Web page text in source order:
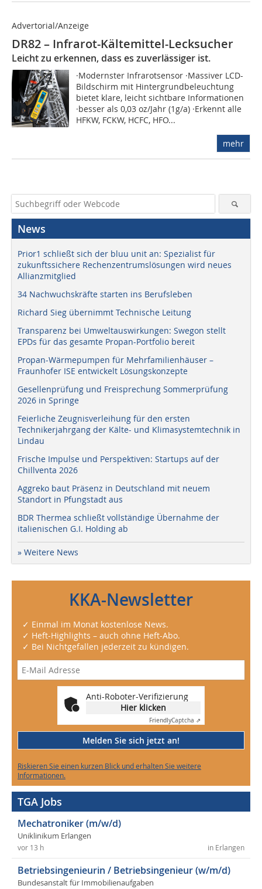
Advertorial/Anzeige
DR82 – Infrarot-Kältemittel-Lecksucher
Leicht zu erkennen, dass es zuverlässiger ist.
·Modernster Infrarotsensor ·Massiver LCD-
Bildschirm mit Hintergrundbeleuchtung
bietet klare, leicht sichtbare Informationen
·besser als 0,03 oz/Jahr (1g/a) ·Erkennt alle
HFKW, FCKW, HCFC, HFO...
mehr
News
Prior1 schließt sich der bluu unit an: Spezialist für
zukunftssichere Rechenzentrumslösungen wird neues
Allianzmitglied
34 Nachwuchskräfte starten ins Berufsleben
Richard Sieg übernimmt Technische Leitung
Transparenz bei Umweltauswirkungen: Swegon stellt
EPDs für das gesamte Propan-Portfolio bereit
Propan-Wärmepumpen für Mehrfamilienhäuser –
Fraunhofer ISE entwickelt Lösungskonzepte
Gesellenprüfung und Freisprechung Sommerprüfung
2026 in Springe
Feierliche Zeugnisverleihung für den ersten
Technikerjahrgang der Kälte- und Klimasystemtechnik in
Lindau
Frische Impulse und Perspektiven: Startups auf der
Chillventa 2026
Aggreko baut Präsenz in Deutschland mit neuem
Standort in Pfungstadt aus
BDR Thermea schließt vollständige Übernahme der
italienischen G.I. Holding ab
» Weitere News
KKA-Newsletter
✓ Einmal im Monat kostenlose News.
✓ Heft-Highlights – auch ohne Heft-Abo.
✓ Bei Nichtgefallen jederzeit zu kündigen.
Anti-Roboter-Verifizierung
Hier klicken
FriendlyCaptcha ⇗
Melden Sie sich jetzt an!
Riskieren Sie einen kurzen Blick und erhalten Sie weitere
Informationen.
TGA Jobs
Mechatroniker (m/w/d)
Uniklinikum Erlangen
in Erlangen
vor 13 h
Betriebsingenieurin / Betriebsingenieur (w/m/d)
Bundesanstalt für Immobilienaufgaben